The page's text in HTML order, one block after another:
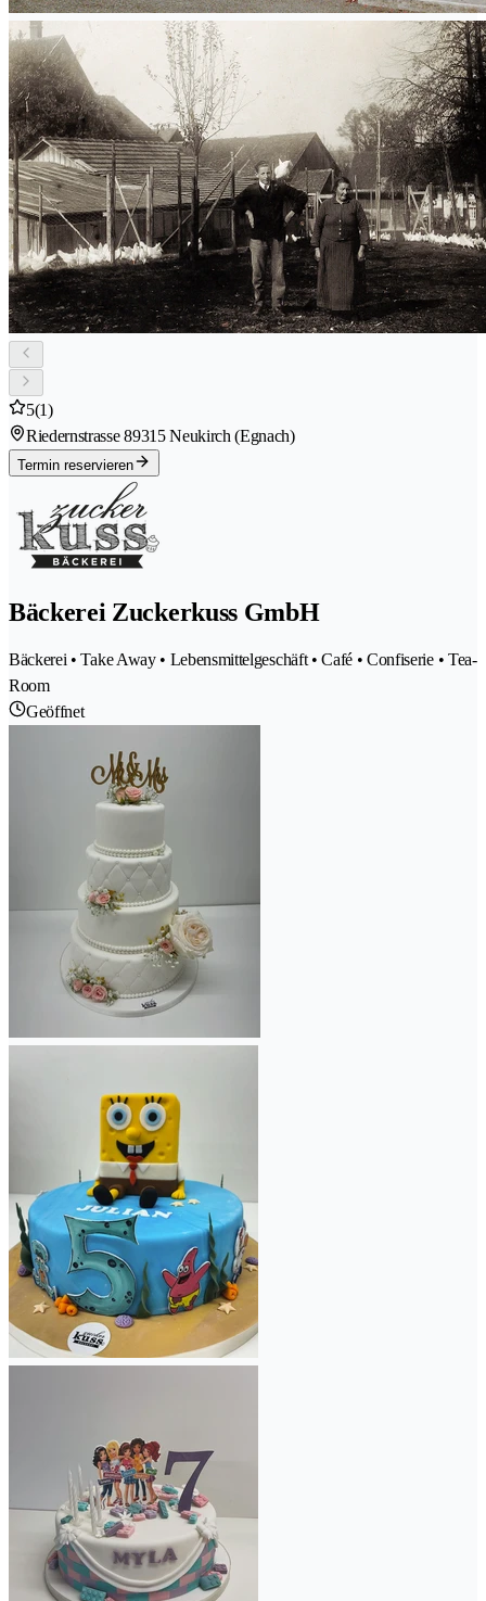
5(1)
Riedernstrasse 89315 Neukirch (Egnach)
Termin reservieren
Bäckerei Zuckerkuss GmbH
Bäckerei • Take Away • Lebensmittelgeschäft • Café • Confiserie • Tea-
Room
Geöffnet